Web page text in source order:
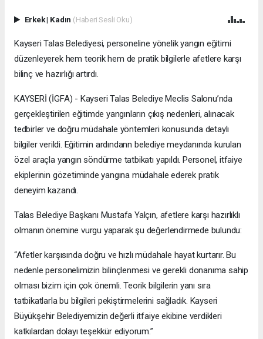
Erkek| Kadın (Haberi Sesli Oku)
Kayseri Talas Belediyesi, personeline yönelik yangın eğitimi
düzenleyerek hem teorik hem de pratik bilgilerle afetlere karşı
bilinç ve hazırlığı artırdı.
KAYSERİ (İGFA) - Kayseri Talas Belediye Meclis Salonu’nda
gerçekleştirilen eğitimde yangınların çıkış nedenleri, alınacak
tedbirler ve doğru müdahale yöntemleri konusunda detaylı
bilgiler verildi. Eğitimin ardındann belediye meydanında kurulan
özel araçla yangın söndürme tatbikatı yapıldı. Personel, itfaiye
ekiplerinin gözetiminde yangına müdahale ederek pratik
deneyim kazandı.
Talas Belediye Başkanı Mustafa Yalçın, afetlere karşı hazırlıklı
olmanın önemine vurgu yaparak şu değerlendirmede bulundu:
“Afetler karşısında doğru ve hızlı müdahale hayat kurtarır. Bu
nedenle personelimizin bilinçlenmesi ve gerekli donanıma sahip
olması bizim için çok önemli. Teorik bilgilerin yanı sıra
tatbikatlarla bu bilgileri pekiştirmelerini sağladık. Kayseri
Büyükşehir Belediyemizin değerli itfaiye ekibine verdikleri
katkılardan dolayı teşekkür ediyorum.”